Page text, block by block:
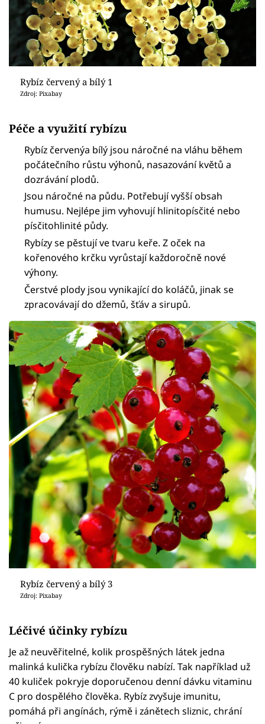
Rybíz červený a bílý 1
Zdroj: Pixabay
Péče a využití rybízu
Rybíz červenýa bílý jsou náročné na vláhu během
počátečního růstu výhonů, nasazování květů a
dozrávání plodů.
Jsou náročné na půdu. Potřebují vyšší obsah
humusu. Nejlépe jim vyhovují hlinitopísčité nebo
písčitohlinité půdy.
Rybízy se pěstují ve tvaru keře. Z oček na
kořenového krčku vyrůstají každoročně nové
výhony.
Čerstvé plody jsou vynikající do koláčů, jinak se
zpracovávají do džemů, šťáv a sirupů.
Rybíz červený a bílý 3
Zdroj: Pixabay
Léčivé účinky rybízu
Je až neuvěřitelné, kolik prospěšných látek jedna
malinká kulička rybízu člověku nabízí. Tak například už
40 kuliček pokryje doporučenou denní dávku vitaminu
C pro dospělého člověka. Rybíz zvyšuje imunitu,
pomáhá při angínách, rýmě i zánětech sliznic, chrání